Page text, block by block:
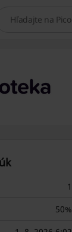
Hľadaj
1
50%